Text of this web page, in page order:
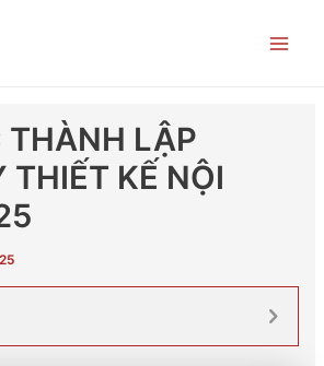
THÀNH LẬP
THIẾT KẾ NỘI